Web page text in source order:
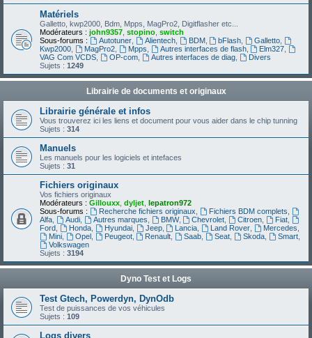
Matériels
Galletto, kwp2000, Bdm, Mpps, MagPro2, Digitflasher etc...
Modérateurs : john9357 stopino switch
Sous-forums :
Autotuner, Alientech, BDM, bFlash Galletto
Kwp2000
MagPro2, Mpps Autres interfaces de flash, Elm327
VAG Com VCDS
OP-com, Autres interfaces de diag,
Divers
Sujets : 1249
Librairie de documents et originaux
Librairie générale et infos
Vous trouverez ici les liens et document pour vous aider dans le chip tunning
Sujets : 314
Manuels
Les manuels pour les logiciels et intefaces
Sujets : 31
Fichiers originaux
Vos fichiers originaux
Modérateurs : Gillouxx dyljet lepatron972
Sous-forums :
Recherche fichiers originaux Fichiers BDM complets
Alfa
Audi, Autres marques BMW, Chevrolet Citroen Fiat
Ford
Honda, Hyundai, Jeep, Lancia Land Rover Mercedes
Mini, Opel, Peugeot, Renault Saab Seat Skoda, Smart,
Volkswagen
Sujets : 3194
Dyno Test et Logs
Test Gtech, Powerdyn, DynOdb
Test de puissances de vos véhicules
Sujets : 109
Logs divers